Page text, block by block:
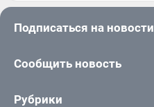
Подписаться на новости
Сообщить новость
Рубрики